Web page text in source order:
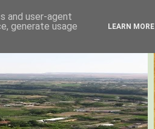
and user-agent
generate usage
LEARN MORE